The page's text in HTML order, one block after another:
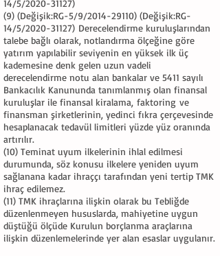
14/5/2020-31127)
(9) (Değişik:RG-5/9/2014-29110) (Değişik:RG-
14/5/2020-31127) Derecelendirme kuruluşlarından
talebe bağlı olarak, notlandırma ölçeğine göre
yatırım yapılabilir seviyenin en yüksek ilk üç
kademesine denk gelen uzun vadeli
derecelendirme notu alan bankalar ve 5411 sayılı
Bankacılık Kanununda tanımlanmış olan finansal
kuruluşlar ile finansal kiralama, faktoring ve
finansman şirketlerinin, yedinci fıkra çerçevesinde
hesaplanacak tedavül limitleri yüzde yüz oranında
artırılır.
(10) Teminat uyum ilkelerinin ihlal edilmesi
durumunda, söz konusu ilkelere yeniden uyum
sağlanana kadar ihraççı tarafından yeni tertip TMK
ihraç edilemez.
(11) TMK ihraçlarına ilişkin olarak bu Tebliğde
düzenlenmeyen hususlarda, mahiyetine uygun
düştüğü ölçüde Kurulun borçlanma araçlarına
ilişkin düzenlemelerinde yer alan esaslar uygulanır.